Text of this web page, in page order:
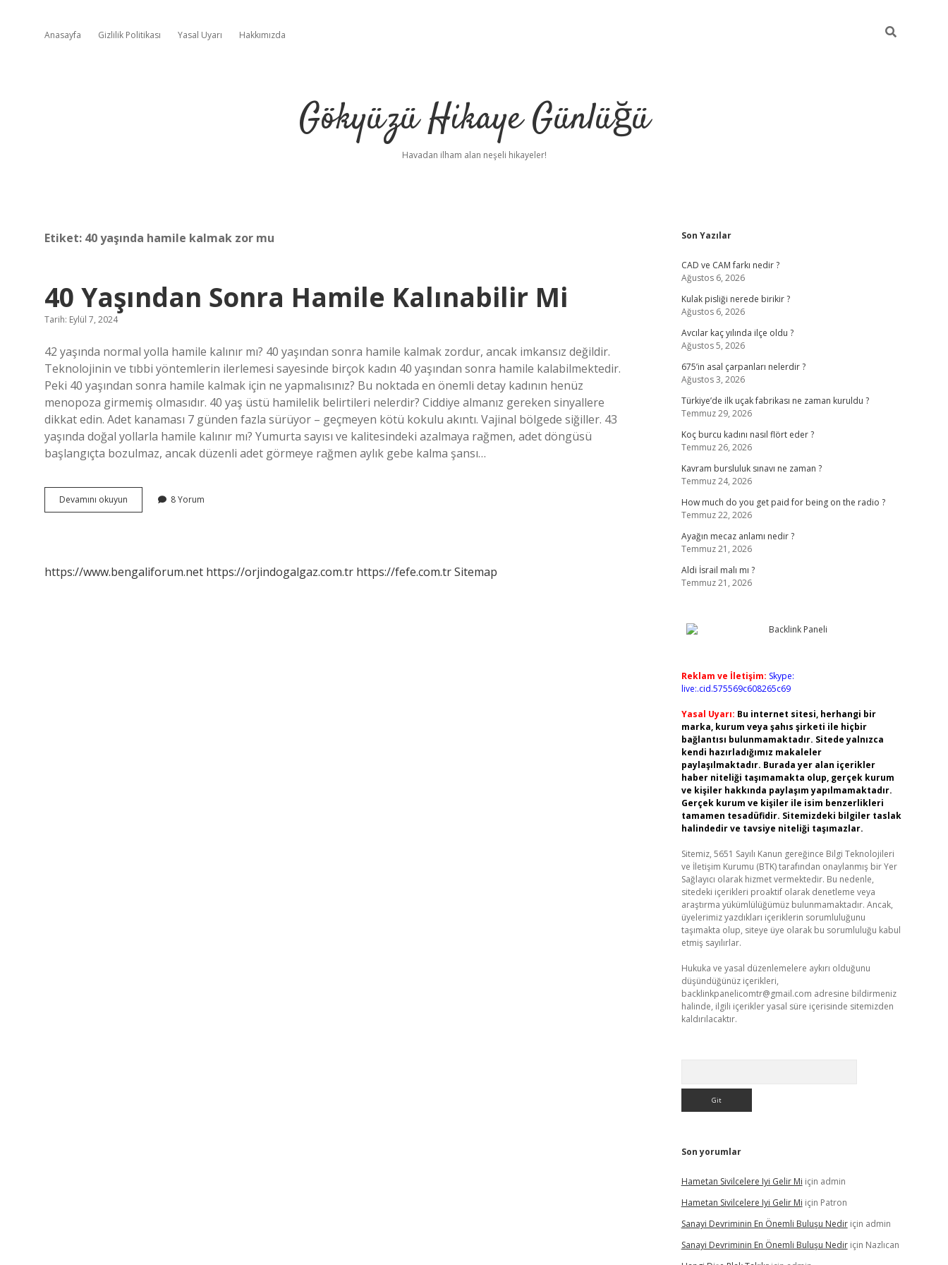
Anasayfa Gizlilik Politikası Yasal Uyarı Hakkımızda
Gökyüzü Hikaye Günlüğü
Havadan ilham alan neşeli hikayeler!
Etiket: 40 yaşında hamile kalmak zor mu
40 Yaşından Sonra Hamile Kalınabilir Mi
Tarih: Eylül 7, 2024
42 yaşında normal yolla hamile kalınır mı? 40 yaşından sonra hamile kalmak zordur, ancak imkansız değildir.
Teknolojinin ve tıbbi yöntemlerin ilerlemesi sayesinde birçok kadın 40 yaşından sonra hamile kalabilmektedir.
Peki 40 yaşından sonra hamile kalmak için ne yapmalısınız? Bu noktada en önemli detay kadının henüz
menopoza girmemiş olmasıdır. 40 yaş üstü hamilelik belirtileri nelerdir? Ciddiye almanız gereken sinyallere
dikkat edin. Adet kanaması 7 günden fazla sürüyor – geçmeyen kötü kokulu akıntı. Vajinal bölgede siğiller. 43
yaşında doğal yollarla hamile kalınır mı? Yumurta sayısı ve kalitesindeki azalmaya rağmen, adet döngüsü
başlangıçta bozulmaz, ancak düzenli adet görmeye rağmen aylık gebe kalma şansı…
Devamını okuyun
Yaşından
8 Yorum
https://www.bengaliforum.net https://orjindogalgaz.com.tr https://fefe.com.trSitemap
Sidebar
Son Yazılar
CAD ve CAM farkı nedir ?
Ağustos 6, 2026
Kulak pisliği nerede birikir ?
Ağustos 6, 2026
Avcılar kaç yılında ilçe oldu ?
Ağustos 5, 2026
675’in asal çarpanları nelerdir ?
Ağustos 3, 2026
Türkiye’de ilk uçak fabrikası ne zaman kuruldu ?
Temmuz 29, 2026
Koç burcu kadını nasıl flört eder ?
Temmuz 26, 2026
Kavram bursluluk sınavı ne zaman ?
Temmuz 24, 2026
How much do you get paid for being on the radio ?
Temmuz 22, 2026
Ayağın mecaz anlamı nedir ?
Temmuz 21, 2026
Aldi İsrail malı mı ?
Temmuz 21, 2026
Reklam ve İletişim: Skype:
live:.cid.575569c608265c69
Yasal Uyarı: Bu internet sitesi, herhangi bir
marka, kurum veya şahıs şirketi ile hiçbir
bağlantısı bulunmamaktadır. Sitede yalnızca
kendi hazırladığımız makaleler
paylaşılmaktadır. Burada yer alan içerikler
haber niteliği taşımamakta olup, gerçek kurum
ve kişiler hakkında paylaşım yapılmamaktadır.
Gerçek kurum ve kişiler ile isim benzerlikleri
tamamen tesadüfidir. Sitemizdeki bilgiler taslak
halindedir ve tavsiye niteliği taşımazlar.
Sitemiz, 5651 Sayılı Kanun gereğince Bilgi Teknolojileri
ve İletişim Kurumu (BTK) tarafından onaylanmış bir Yer
Sağlayıcı olarak hizmet vermektedir. Bu nedenle,
sitedeki içerikleri proaktif olarak denetleme veya
araştırma yükümlülüğümüz bulunmamaktadır. Ancak,
üyelerimiz yazdıkları içeriklerin sorumluluğunu
taşımakta olup, siteye üye olarak bu sorumluluğu kabul
etmiş sayılırlar.
Hukuka ve yasal düzenlemelere aykırı olduğunu
düşündüğünüz içerikleri,
backlinkpanelicomtr@gmail.com adresine bildirmeniz
halinde, ilgili içerikler yasal süre içerisinde sitemizden
kaldırılacaktır.
Son yorumlar
Hametan Sivilcelere Iyi Gelir Mi için admin
Hametan Sivilcelere Iyi Gelir Mi için Patron
Sanayi Devriminin En Önemli Buluşu Nediriçin admin
Sanayi Devriminin En Önemli Buluşu Nediriçin Nazlıcan